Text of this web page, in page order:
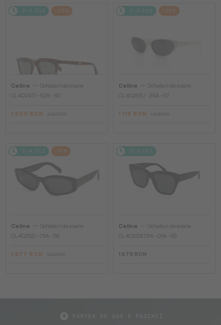
2-4 ZILE -20%
Celine
Ochelari de soare
CL40247I - 52N - 50
1 650 RON
2-4 ZILE -25%
Celine
Ochelari de soare
CL40251U - 25A - 57
1 119 RON
2-4 ZILE -18%
Celine
Ochelari de soare
CL40252I - 01A - 58
1 277 RON
2-4 ZILE
Celine
Ochelari de soare
CL40253I 01A - 01A - 55
1 679 RON